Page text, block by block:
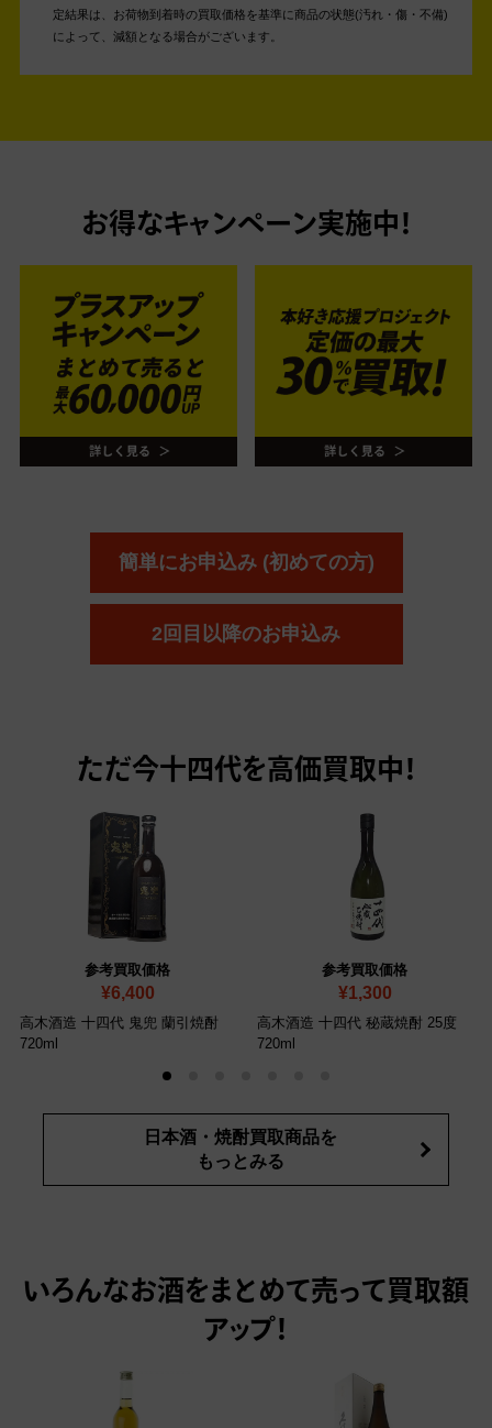
定結果は、お荷物到着時の買取価格を基準に商品の状態(汚れ・傷・不備)
によって、減額となる場合がございます。
お得なキャンペーン実施中！
簡単にお申込み (初めての方)
2回目以降のお申込み
ただ今十四代を高価買取中！
参考買取価格
¥6,400
高木酒造 十四代 鬼兜 蘭引焼酎
720ml
参考買取価格
¥1,300
高木酒造 十四代 秘蔵焼酎 25度
720ml
日本酒・焼酎買取商品を
もっとみる
いろんなお酒をまとめて売って 買取額
アップ！